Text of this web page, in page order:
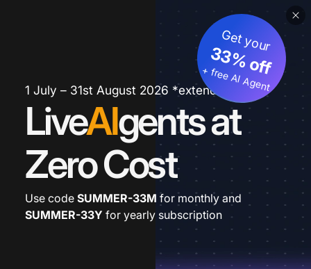
1 July – 31st August 2026 *extended
LiveAIgents at
Zero Cost
Get your
33% off
+ free AI Agent
Use code SUMMER-33M for monthly and
SUMMER-33Y for yearly subscription